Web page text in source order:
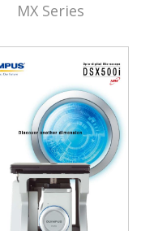
MX Series